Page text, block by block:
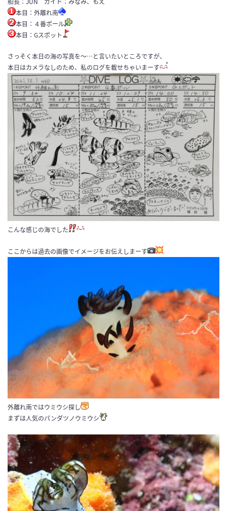
本目：外離れ南
本目：４番ポール
本目：Gスポット
さっそく本日の海の写真を～…と言いたいところですが、
本日はカメラなしのため、私のログを載せちゃいまーす
こんな感じの海でした
ここからは過去の画像でイメージをお伝えしまーす
外離れ南ではウミウシ探し
まずは人気のパンダツノウミウシ